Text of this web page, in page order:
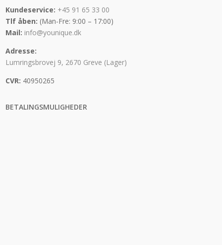
Kundeservice: +45 91 65 33 00
Tlf åben: (Man-Fre: 9:00 – 17:00)
Mail: info@younique.dk
Adresse:
Lumringsbrovej 9, 2670 Greve (Lager)
CVR: 40950265
BETALINGSMULIGHEDER